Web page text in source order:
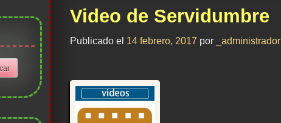
Video de Servidumbre
Publicado el 14 febrero, 2017 por _administrador